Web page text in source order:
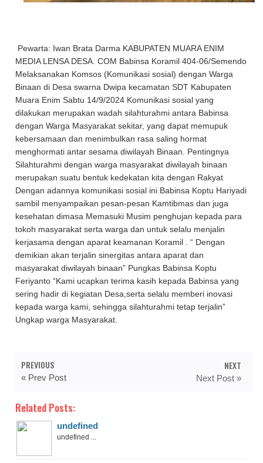
Pewarta: Iwan Brata Darma KABUPATEN MUARA ENIM
MEDIA LENSA DESA. COM Babinsa Koramil 404-06/Semendo
Melaksanakan Komsos (Komunikasi sosial) dengan Warga
Binaan di Desa swarna Dwipa kecamatan SDT Kabupaten
Muara Enim Sabtu 14/9/2024 Komunikasi sosial yang
dilakukan merupakan wadah silahturahmi antara Babinsa
dengan Warga Masyarakat sekitar, yang dapat memupuk
kebersamaan dan menimbulkan rasa saling hormat
menghormati antar sesama diwilayah Binaan. Pentingnya
Silahturahmi dengan warga masyarakat diwilayah binaan
merupakan suatu bentuk kedekatan kita dengan Rakyat
Dengan adannya komunikasi sosial ini Babinsa Koptu Hariyadi
sambil menyampaikan pesan-pesan Kamtibmas dan juga
kesehatan dimasa Memasuki Musim penghujan kepada para
tokoh masyarakat serta warga dan untuk selalu menjalin
kerjasama dengan aparat keamanan Koramil . “ Dengan
demikian akan terjalin sinergitas antara aparat dan
masyarakat diwilayah binaan” Pungkas Babinsa Koptu
Feriyanto “Kami ucapkan terima kasih kepada Babinsa yang
sering hadir di kegiatan Desa,serta selalu memberi inovasi
kepada warga kami, sehingga silahturahmi tetap terjalin”
Ungkap warga Masyarakat.
PREVIOUS
« Prev Post
NEXT
Next Post »
Related Posts:
undefined
undefined ...